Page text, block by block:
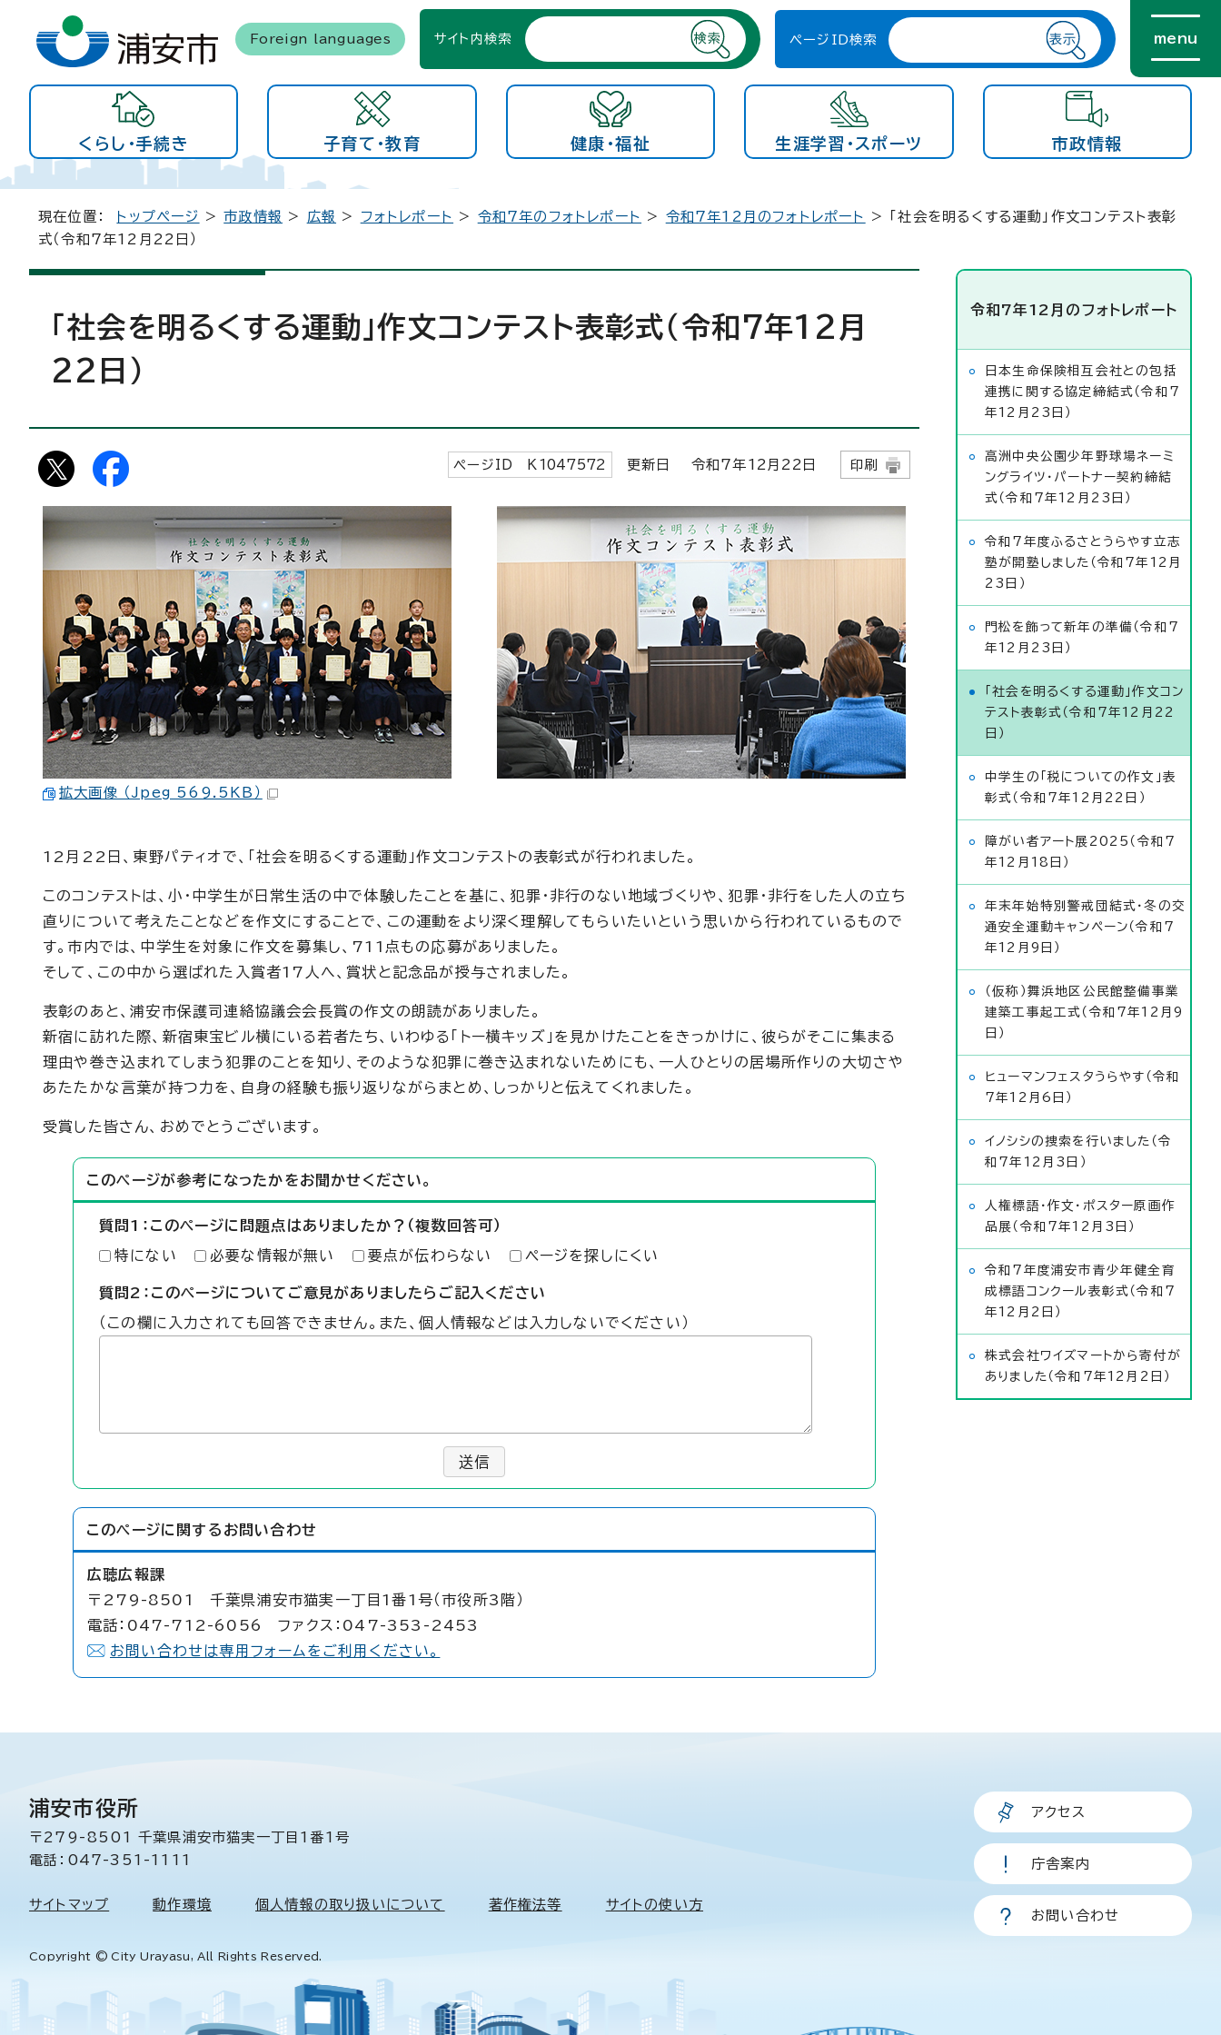
Foreign languages サイト内検索 ページID検索 menu
くらし・手続き 子育て・教育 健康・福祉 生涯学習・スポーツ 市政情報
現在位置： トップページ >市政情報 > 広報 > フォトレポート > 令和7年のフォトレポート > 令和7年12月のフォトレポート
> 「社会を明るくする運動」作文コンテスト表彰
式（令和7年12月22日）
「社会を明るくする運動」作文コンテスト表彰式（令和7年12月
22日）
ページID K 1047572 更新日 令和7年 12 月 22 日 印刷
拡大画像 （Jpeg 569.5KB）
12月22日、東野パティオで、「社会を明るくする運動」作文コンテストの表彰式が行われました。
このコンテストは、小・中学生が日常生活の中で体験したことを基に、犯罪・非行のない地域づくりや、犯罪・非行をした人の立ち
直りについて考えたことなどを作文にすることで、この運動をより深く理解してもらいたいという思いから行われているもので
す。市内では、中学生を対象に作文を募集し、711点もの応募がありました。
そして、この中から選ばれた入賞者17人へ、賞状と記念品が授与されました。
表彰のあと、浦安市保護司連絡協議会会長賞の作文の朗読がありました。
新宿に訪れた際、新宿東宝ビル横にいる若者たち、いわゆる「トー横キッズ」を見かけたことをきっかけに、彼らがそこに集まる
理由や巻き込まれてしまう犯罪のことを知り、そのような犯罪に巻き込まれないためにも、一人ひとりの居場所作りの大切さや
あたたかな言葉が持つ力を、自身の経験も振り返りながらまとめ、しっかりと伝えてくれました。
受賞した皆さん、おめでとうございます。
このページが参考になったかをお聞かせください。
質問1：このページに問題点はありましたか？（複数回答可）
特にない 必要な情報が無い 要点が伝わらない ページを探しにくい
質問2：このページについてご意見がありましたらご記入ください
（この欄に入力されても回答できません。また、個人情報などは入力しないでください）
送信
このページに関する お問い合わせ
広聴広報課
〒279-8501 千葉県浦安市猫実一丁目1番1号（市役所3階）
電話：047-712-6056 ファクス：047-353-2453
お問い合わせは専用フォームをご利用ください。
令和7年12月のフォトレポート
日本生命保険相互会社との包括
連携に関する協定締結式（令和7
年12月23日）
高洲中央公園少年野球場ネーミ
ングライツ・パートナー契約締結
式（令和7年12月23日）
令和7年度ふるさとうらやす立志
塾が開塾しました（令和7年12月
23日）
門松を飾って新年の準備（令和7
年12月23日）
「社会を明るくする運動」作文コン
テスト表彰式（令和7年12月22
日）
中学生の「税についての作文」表
彰式（令和7年12月22日）
障がい者アート展2025（令和7
年12月18日）
年末年始特別警戒団結式・冬の交
通安全運動キャンペーン（令和7
年12月9日）
（仮称）舞浜地区公民館整備事業
建築工事起工式（令和7年12月9
日）
ヒューマンフェスタうらやす（令和
7年12月6日）
イノシシの捜索を行いました（令
和7年12月3日）
人権標語・作文・ポスター原画作
品展（令和7年12月3日）
令和7年度浦安市青少年健全育
成標語コンクール表彰式（令和7
年12月2日）
株式会社ワイズマートから寄付が
ありました（令和7年12月2日）
浦安市役所
〒279-8501 千葉県浦安市猫実一丁目1番1号
電話：047-351-1111
サイトマップ 動作環境 個人情報の取り扱いについて 著作権法等 サイトの使い方
アクセス
庁舎案内
お問い合わせ
Copyright © City Urayasu, All Rights Reserved.